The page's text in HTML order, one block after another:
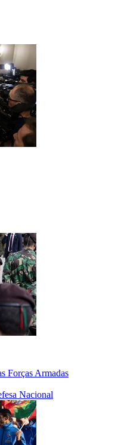
Forças Armadas
Nacional